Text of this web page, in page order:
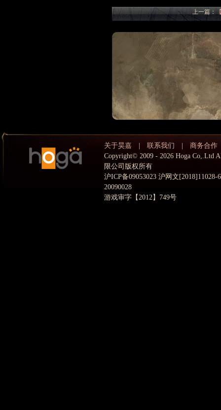
上一篇：
关于昊嘉 | 联系我们 | 商务合作
Copyright© 2009 - 2026 Hoga Co,.Ltd
限公司版权所有
沪ICP备09053023 沪网文
20090028
游戏审字【2012】749号